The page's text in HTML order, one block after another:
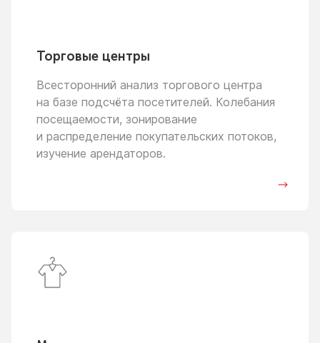
Торговые центры
Всесторонний анализ торгового центра
на базе подсчёта посетителей. Колебания
посещаемости, зонирование
и распределение покупательских потоков,
изучение арендаторов.